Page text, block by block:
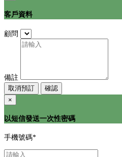
客戶資料
顧問
備註
取消預訂
確認
×
以短信發送一次性密碼
手機號碼*